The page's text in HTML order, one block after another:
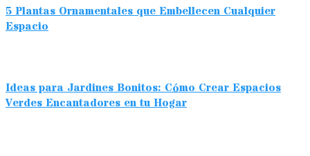
5 Plantas Ornamentales que Embellecen Cualquier
Espacio
Ideas para Jardines Bonitos: Cómo Crear Espacios
Verdes Encantadores en tu Hogar